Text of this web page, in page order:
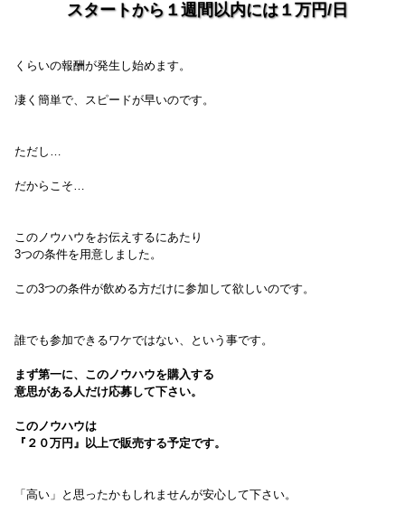
スタートから１週間以内には１万円/日
くらいの報酬が発生し始めます。
凄く簡単で、スピードが早いのです。
ただし…
だからこそ…
このノウハウをお伝えするにあたり
3つの条件を用意しました。
この3つの条件が飲める方だけに参加して欲しいのです。
誰でも参加できるワケではない、 という事です。
まず第一に、このノウハウを購入する
意思がある人だけ応募して下さい。
このノウハウは
『２０万円』以上で販売する予定です。
「高い」と思ったかもしれませんが安心して下さい。